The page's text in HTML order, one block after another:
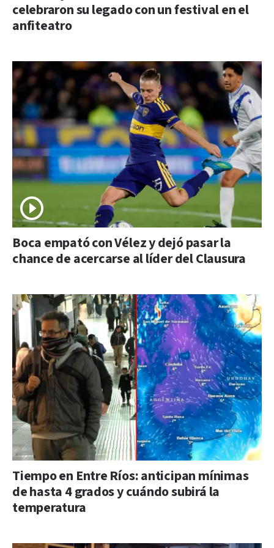
celebraron su legado con un festival en el
anfiteatro
Boca empató con Vélez y dejó pasar la
chance de acercarse al líder del Clausura
Tiempo en Entre Ríos: anticipan mínimas
de hasta 4 grados y cuándo subirá la
temperatura